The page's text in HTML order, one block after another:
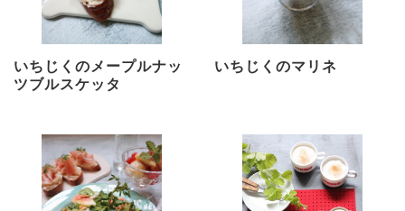
いちじくのメープルナッ
ツブルスケッタ
いちじくのマリネ